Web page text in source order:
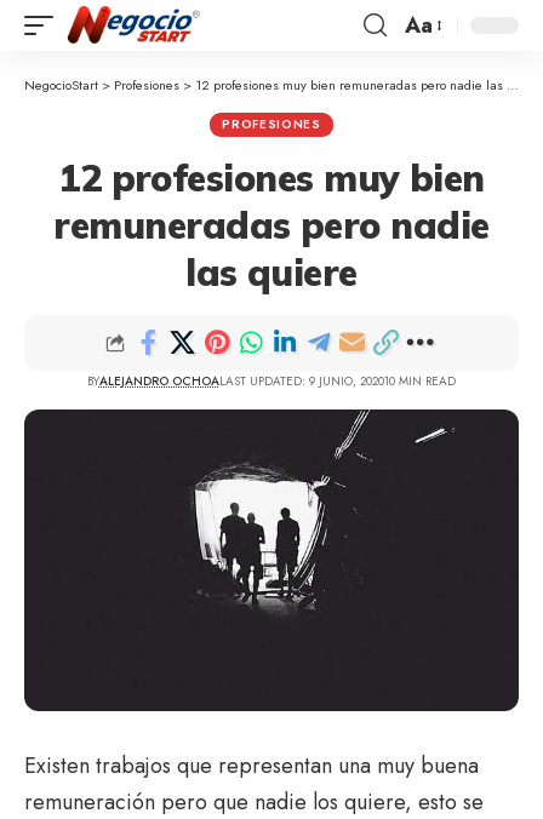
Aa
NegocioStart > Profesiones > 12 profesiones muy bien remuneradas pero nadie las quiere
PROFESIONES
12 profesiones muy bien
remuneradas pero nadie
las quiere
BYALEJANDRO OCHOALAST UPDATED: 9 JUNIO, 202010 MIN READ
Existen trabajos que representan una muy buena
remuneración pero que nadie los quiere, esto se